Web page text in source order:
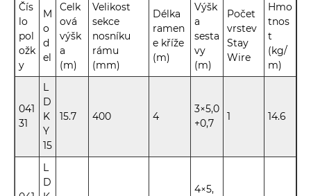
Čís
lo
pol
ožk
y
M
o
d
el
Celk
ová
výšk
a
(m)
Velikost
sekce
nosníku
rámu
(mm)
Délka
ramen
e kříže
(m)
Výšk
a
sesta
vy
(m)
Počet
vrstev
Stay
Wire
Hmo
tnos
t
(kg/
m)
041
31
L
D
K
Y
15
15.7 400 4
3×5,0
+0,7
1 14.6
L
D
4×5,